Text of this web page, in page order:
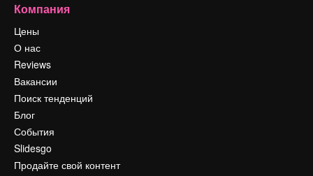
Компания
Цены
О нас
Reviews
Вакансии
Поиск тенденций
Блог
События
Slidesgo
Продайте свой контент